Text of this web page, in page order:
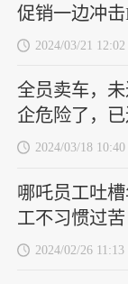
促销一边冲击
2024/03/21 12:02
全员卖车，
企危险了，
2024/03/18 10:40
哪吒员工吐
工不习惯过
2024/02/26 11:13